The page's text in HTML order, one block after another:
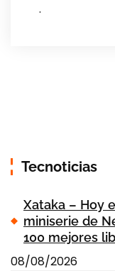
.
Tecnoticias
Xataka – Hoy
miniserie de
100 mejores
08/08/2026